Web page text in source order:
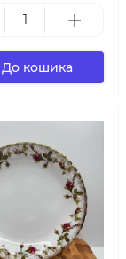
До кошика